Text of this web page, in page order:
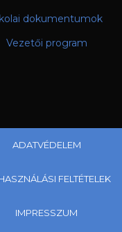
dokumentumok
Vezetői program
ADATVÉDELEM
FELTÉTELEK
IMPRESSZUM